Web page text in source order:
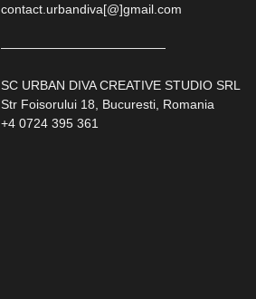
contact.urbandiva[@]gmail.com
—————————————
SC URBAN DIVA CREATIVE STUDIO SRL
Str Foisorului 18, Bucuresti, Romania
+4 0724 395 361